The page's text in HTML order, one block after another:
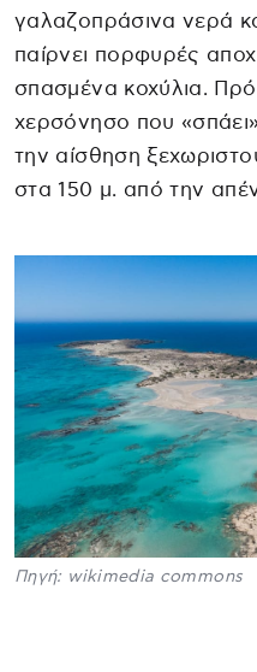
γαλαζοπράσινα νερά
παίρνει πορφυρές
σπασμένα κοχύλια.
χερσόνησο που
την αίσθηση
στα 150 μ. από την
Πηγή: wikimedia commons